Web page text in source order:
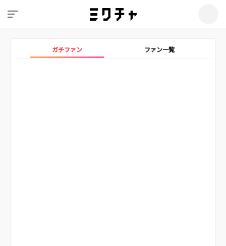
ガチファン ファン一覧